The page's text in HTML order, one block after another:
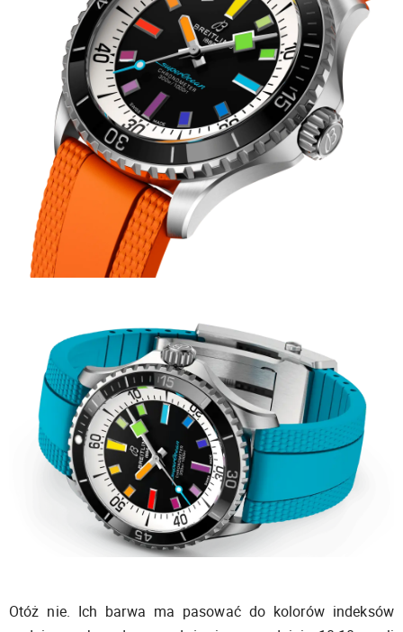
Otóż nie. Ich barwa ma pasować do kolorów indeksów